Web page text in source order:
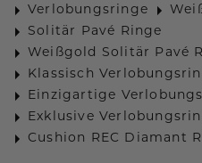
Verlobungsringe
Solitär Pavé Ringe
Weißgold Solitär Pavé
Klassisch
Einzigartige
Exklusive
Cushion REC Diamant